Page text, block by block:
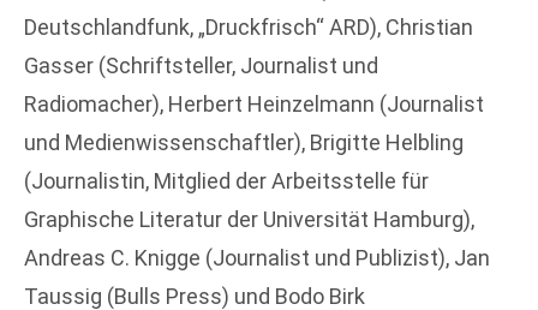
Deutschlandfunk, „Druckfrisch“ ARD), Christian
Gasser (Schriftsteller, Journalist und
Radiomacher), Herbert Heinzelmann (Journalist
und Medienwissenschaftler), Brigitte Helbling
(Journalistin, Mitglied der Arbeitsstelle für
Graphische Literatur der Universität Hamburg),
Andreas C. Knigge (Journalist und Publizist), Jan
Taussig (Bulls Press) und Bodo Birk